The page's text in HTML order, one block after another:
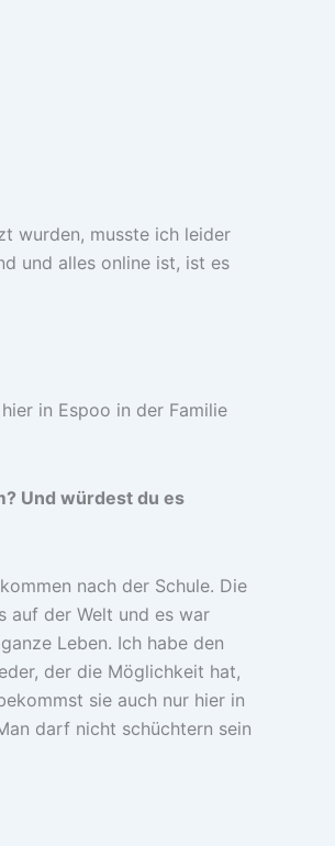
wurden, musste ich leider
und alles online ist, ist es
in Espoo in der Familie
Und würdest du es
nach der Schule. Die
auf der Welt und es war
Leben. Ich habe den
der die Möglichkeit hat,
sie auch nur hier in
darf nicht schüchtern sein